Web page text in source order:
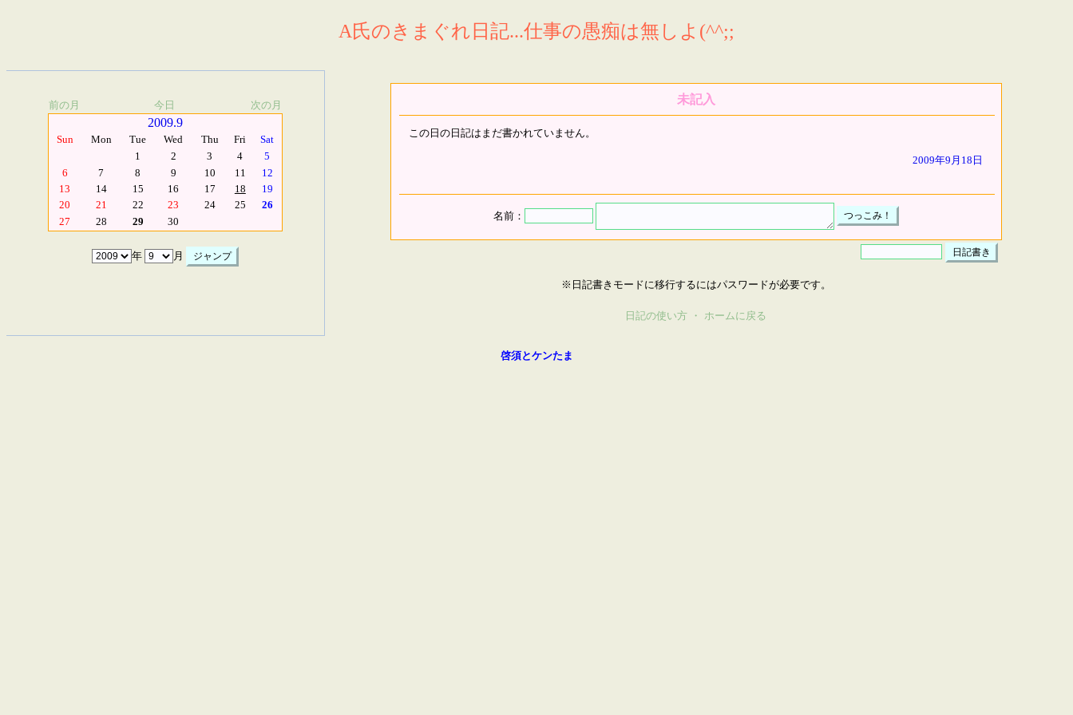
A氏のきまぐれ日記...仕事の愚痴は無しよ(^^;;
前の月 今日 次の月
2009.9
Sun Mon Tue Wed Thu Fri
Sat
1
2 3 4
5
6
7 8 9 10 11
12
13
14 15 16 17 18
19
20
21 22 23 24 25
26
27
28 29 30
年 月
未記入
この日の日記はまだ書かれていません。
2009年9月18日
名前：
※日記書きモードに移行するにはパスワードが必要です。
日記の使い方 ・ ホームに戻る
啓須とケンたま